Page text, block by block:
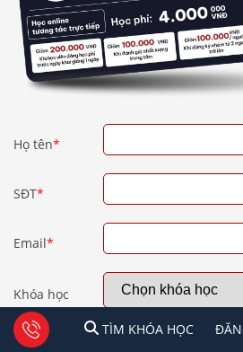
Họ tên*
SĐT*
Email*
Khóa học
Địa điểm
TÌM KHÓA HỌC
1 2
TÌM KHÓA HỌC